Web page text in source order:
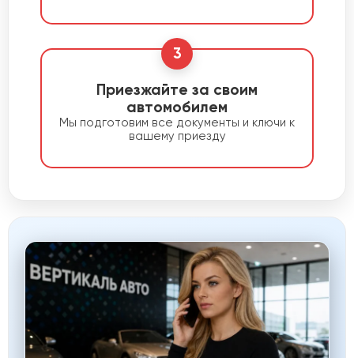
3
Приезжайте за своим
автомобилем
Мы подготовим все документы и ключи к
вашему приезду